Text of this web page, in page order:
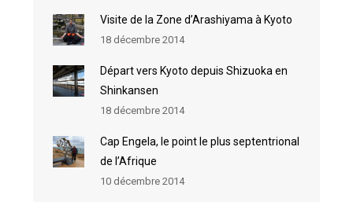
Visite de la Zone d’Arashiyama à Kyoto
18 décembre 2014
Départ vers Kyoto depuis Shizuoka en
Shinkansen
18 décembre 2014
Cap Engela, le point le plus septentrional
de l’Afrique
10 décembre 2014